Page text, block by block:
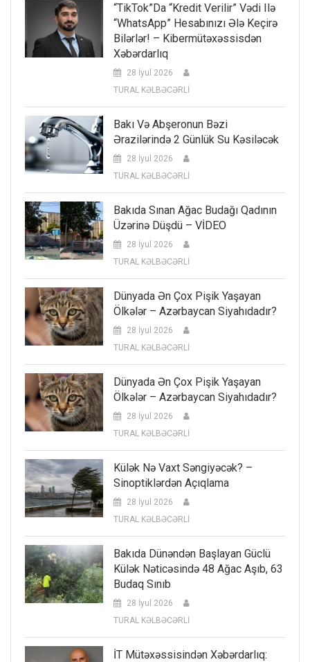
“TikTok”da “kredit Verilir” Vədi Ilə
“WhatsApp” Hesabınızı Ələ Keçirə
Bilərlər! – Kibermütəxəssisdən
Xəbərdarlıq
28 İyul 2026
TURAL KƏLBƏCƏRLİ
Bakı Və Abşeronun Bəzi
Ərazilərində 2 Günlük Su Kəsiləcək
28 İyul 2026
TURAL KƏLBƏCƏRLİ
Bakıda Sınan Ağac Budağı Qadının
Üzərinə Düşdü – VİDEO
28 İyul 2026
TURAL KƏLBƏCƏRLİ
Dünyada Ən Çox Pişik Yaşayan
Ölkələr – Azərbaycan Siyahıdadır?
28 İyul 2026
TURAL KƏLBƏCƏRLİ
Dünyada Ən Çox Pişik Yaşayan
Ölkələr – Azərbaycan Siyahıdadır?
28 İyul 2026
TURAL KƏLBƏCƏRLİ
Külək Nə Vaxt Səngiyəcək? –
Sinoptiklərdən Açıqlama
28 İyul 2026
TURAL KƏLBƏCƏRLİ
Bakıda Dünəndən Başlayan Güclü
Külək Nəticəsində 48 Ağac Aşıb, 63
Budaq Sınıb
28 İyul 2026
TURAL KƏLBƏCƏRLİ
İT Mütəxəssisindən Xəbərdarlıq: